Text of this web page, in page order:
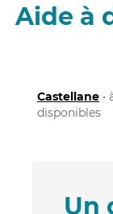
Aide à
Castellane •
disponibles
Un